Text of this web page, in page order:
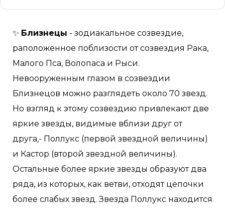
✨ Близнецы - зодиакальное созвездие,
раположенное поблизости от созвездия Рака,
Малого Пса, Волопаса и Рыси.
Невооруженным глазом в созвездии
Близнецов можно разглядеть около 70 звезд.
Но взгляд к этому созвездию привлекают две
яркие звезды, видимые вблизи друг от
друга,- Поллукс (первой звездной величины)
и Кастор (второй звездной величины).
Остальные более яркие звезды образуют два
ряда, из которых, как ветви, отходят цепочки
более слабых звезд. Звезда Поллукс находится